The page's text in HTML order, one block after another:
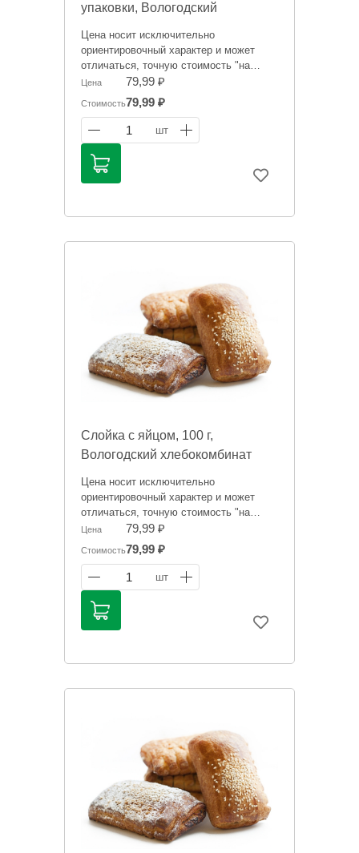
упаковки, Вологодский
Цена носит исключительно
ориентировочный характер и может
отличаться, точную стоимость "на
сегодня" сообщит менеджер при
оформлении заказа.
Цена 79,99 ₽
Стоимость79,99 ₽
1 шт
Слойка с яйцом, 100 г,
Вологодский хлебокомбинат
Цена носит исключительно
ориентировочный характер и может
отличаться, точную стоимость "на
сегодня" сообщит менеджер при
оформлении заказ
Цена 79,99 ₽
Стоимость79,99 ₽
1 шт